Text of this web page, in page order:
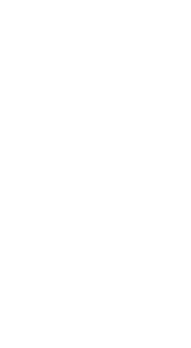
とをご了承くださ
制御機器販売店・
い。
いようお願いしま
ズにご登録され
当社の共同利用者
囲」に記載されて
ではありません。
製品に未対応品が
類) : 1000ppm、
: 1000ppm、
さない年数を意
必要な手段を講じ
にこれらの製造装
に通知します。
は、取り引きをい
オムロン制御